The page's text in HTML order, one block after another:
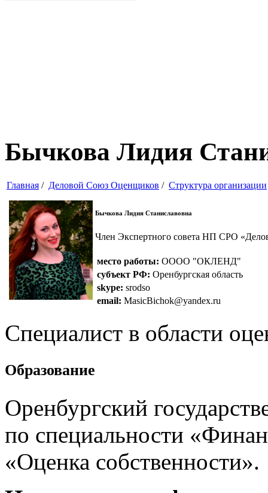
Бычкова Лидия
Главная / Деловой Союз Оценщиков / Структура организации
Бычкова Лидия Станиславовна
Член Экспертного совета НП СРО
место работы: ОООО "ОКЛЕНД"
субъект РФ: Оренбургская область
skype: srodso
email: MasicBichok@yandex.ru
Специалист в области
Образование
Оренбургский
по специальности
«Оценка собственности».